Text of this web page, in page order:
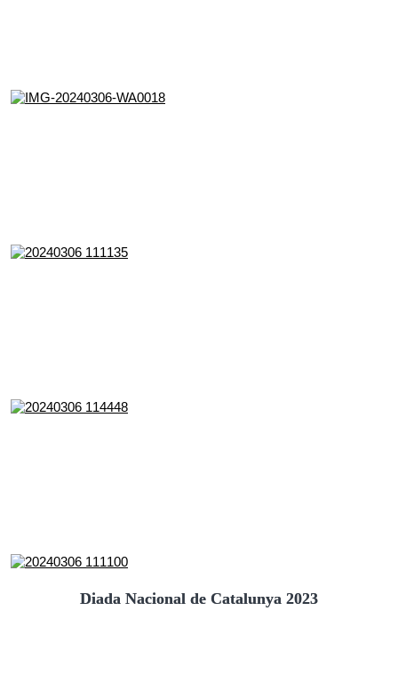
Diada Nacional de Catalunya 2023